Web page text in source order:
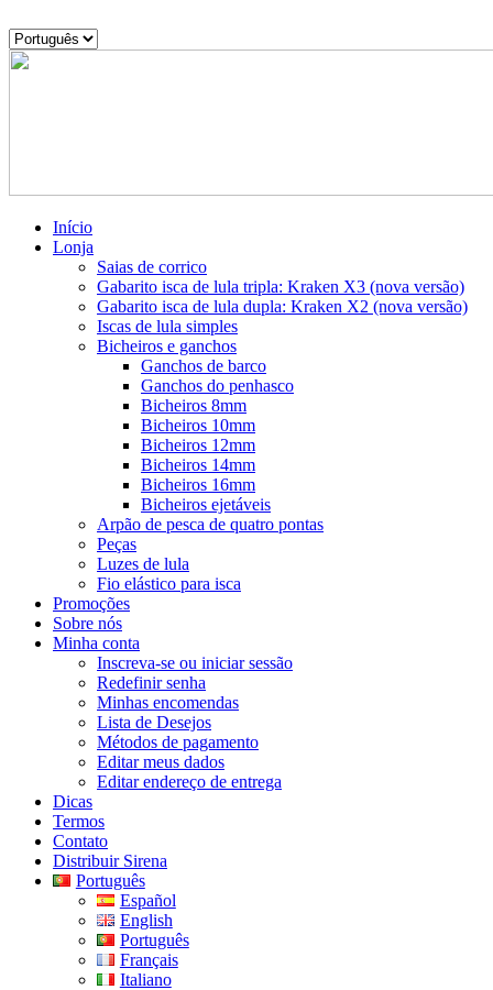
to
content
Fabricamos
do
Escolha
um
Início
Lonja
Saias de corrico
Gabarito isca de lula tripla: Kraken X3 (nova versão)
Gabarito isca de lula dupla: Kraken X2 (nova versão)
Iscas de lula simples
Bicheiros e ganchos
Ganchos de barco
Ganchos do penhasco
Bicheiros 8mm
Bicheiros 10mm
Bicheiros 12mm
Bicheiros 14mm
Bicheiros 16mm
Bicheiros ejetáveis
Arpão de pesca de quatro pontas
Peças
Luzes de lula
Fio elástico para isca
Promoções
Sobre nós
Minha conta
Inscreva-se ou iniciar sessão
Redefinir senha
Minhas encomendas
Lista de Desejos
Métodos de pagamento
Editar meus dados
Editar endereço de entrega
Dicas
Termos
Contato
Distribuir Sirena
Português
Español
English
Português
Français
Italiano